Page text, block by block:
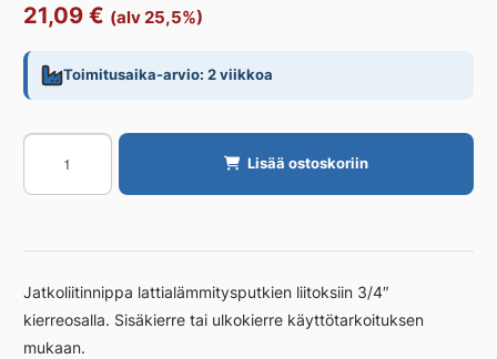
21,09 € (alv 25,5%)
Toimitusaika-arvio: 2 viikkoa
Jatkoliitin
RauHeat
Lattialämmitys
UK
1/2"
UK
määrä
Lisää ostoskoriin
Jatkoliitinnippa lattialämmitysputkien liitoksiin 3/4″
kierreosalla. Sisäkierre tai ulkokierre käyttötarkoituksen
mukaan.